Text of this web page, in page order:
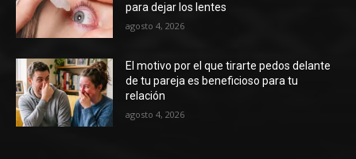
para dejar los lentes
agosto 4, 2026
El motivo por el que tirarte pedos delante
de tu pareja es beneficioso para tu
relación
agosto 4, 2026